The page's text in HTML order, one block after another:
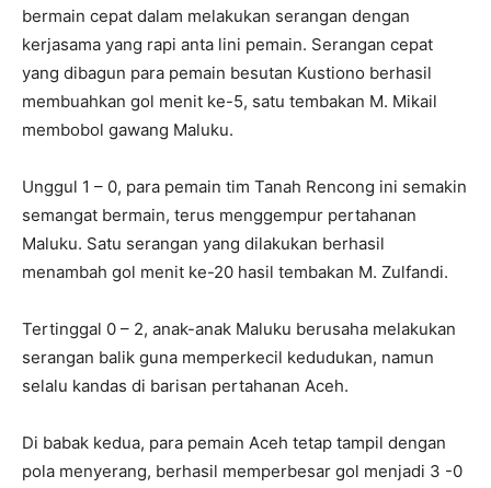
bermain cepat dalam melakukan serangan dengan
kerjasama yang rapi anta lini pemain. Serangan cepat
yang dibagun para pemain besutan Kustiono berhasil
membuahkan gol menit ke-5, satu tembakan M. Mikail
membobol gawang Maluku.
Unggul 1 – 0, para pemain tim Tanah Rencong ini semakin
semangat bermain, terus menggempur pertahanan
Maluku. Satu serangan yang dilakukan berhasil
menambah gol menit ke-20 hasil tembakan M. Zulfandi.
Tertinggal 0 – 2, anak-anak Maluku berusaha melakukan
serangan balik guna memperkecil kedudukan, namun
selalu kandas di barisan pertahanan Aceh.
Di babak kedua, para pemain Aceh tetap tampil dengan
pola menyerang, berhasil memperbesar gol menjadi 3 -0